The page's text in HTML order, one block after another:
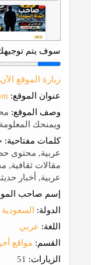
سوف يتم توجيهك
زيارة الموقع الآن
عنوان الموقع:
وصف الموقع:
ويمنحك
كلمات مفتاحية:
عربية, محتوى
مقالات ثقافية,
عربية, أخبار
إسم صاحب
الدولة:
السعودية
اللغة: عربي
القسم: مواقع
الزيارات: